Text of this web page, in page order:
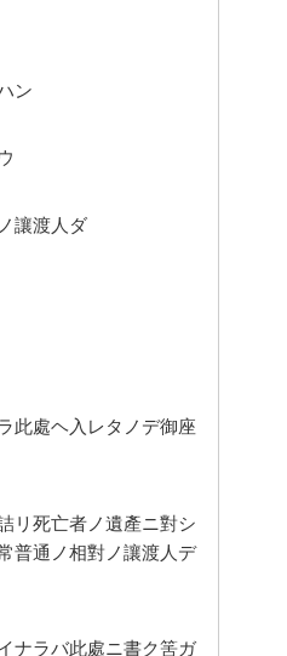
ン
讓渡人ダ
此處ヘ入レタノデ御座
リ死亡者ノ遺產ニ對シ
普通ノ相對ノ讓渡人デ
ナラバ此處ニ書ク筈ガ